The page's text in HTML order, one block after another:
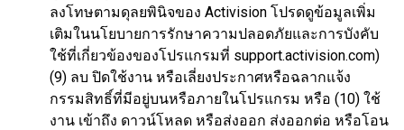
ลงโทษตามดุลยพินิจของ Activision โปรดดูข้อมูลเพิ่ม
เติมในนโยบายการรักษาความปลอดภัยและการบังคับ
ใช้ที่เกี่ยวข้องของโปรแกรมที่ support.activision.com)
(9) ลบ ปิดใช้งาน หรือเลี่ยงประกาศหรือฉลากแจ้ง
กรรมสิทธิ์ที่มีอยู่บนหรือภายในโปรแกรม หรือ (10) ใช้
งาน เข้าถึง ดาวน์โหลด หรือส่งออก ส่งออกต่อ หรือโอน